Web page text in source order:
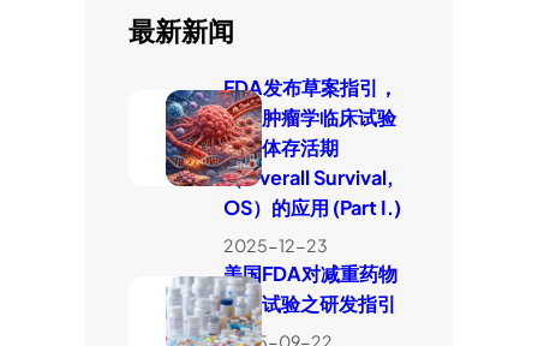
最新新闻
FDA发布草案指引，
厘清肿瘤学临床试验
中整体存活期
（Overall Survival,
OS）的应用 (Part I.)
2025-12-23
美国FDA对减重药物
临床试验之研发指引
2025-09-22